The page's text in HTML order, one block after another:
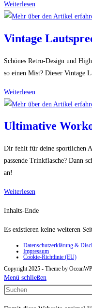
Weiterlesen
Vintage
Schönes Retro-Design und
so einen Mist? Dieser Vintage
Weiterlesen
Lautsprecher
Ultimative
Dir fehlt für deine sportlichen
passende Trinkflasche? Dann
an!
Weiterlesen
Inhalts-Ende
Es existieren keine weiteren
Datenschutzerklärung &
Impressum
Cookie-Richtlinie (EU)
Copyright 2025 - Theme by OceanWP
Menü schließen